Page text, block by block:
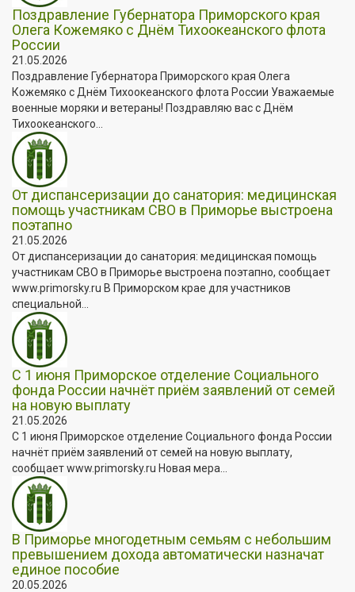
Поздравление Губернатора Приморского края
Олега Кожемяко с Днём Тихоокеанского флота
России
21.05.2026
Поздравление Губернатора Приморского края Олега
Кожемяко с Днём Тихоокеанского флота России Уважаемые
военные моряки и ветераны! Поздравляю вас с Днём
Тихоокеанского...
От диспансеризации до санатория: медицинская
помощь участникам СВО в Приморье выстроена
поэтапно
21.05.2026
От диспансеризации до санатория: медицинская помощь
участникам СВО в Приморье выстроена поэтапно, сообщает
www.primorsky.ru В Приморском крае для участников
специальной...
С 1 июня Приморское отделение Социального
фонда России начнёт приём заявлений от семей
на новую выплату
21.05.2026
С 1 июня Приморское отделение Социального фонда России
начнёт приём заявлений от семей на новую выплату,
сообщает www.primorsky.ru Новая мера...
В Приморье многодетным семьям с небольшим
превышением дохода автоматически назначат
единое пособие
20.05.2026